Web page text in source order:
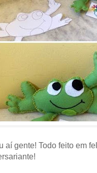
aí gente! Todo feito em